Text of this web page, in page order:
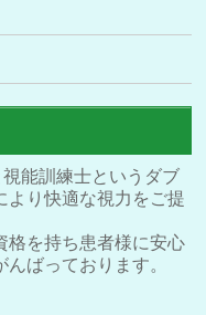
能訓練士というダブ
より快適な視力をご提
格を持ち患者様に安心
ばっております。